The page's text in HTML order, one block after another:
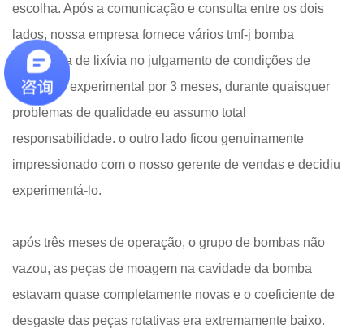
escolha. Após a comunicação e consulta entre os dois
lados, nossa empresa fornece vários tmf-j bomba
magnética de lixívia no julgamento de condições de
operação experimental por 3 meses, durante quaisquer
problemas de qualidade eu assumo total
responsabilidade. o outro lado ficou genuinamente
impressionado com o nosso gerente de vendas e decidiu
experimentá-lo.
após três meses de operação, o grupo de bombas não
vazou, as peças de moagem na cavidade da bomba
estavam quase completamente novas e o coeficiente de
desgaste das peças rotativas era extremamente baixo.